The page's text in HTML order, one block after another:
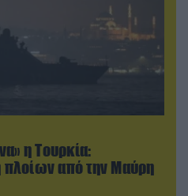
η Τουρκία:
πλοίων από την Μαύρη